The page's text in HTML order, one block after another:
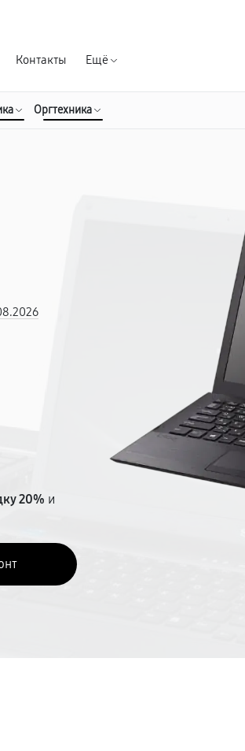
Контакты Ещё
Оргтехника
20% и